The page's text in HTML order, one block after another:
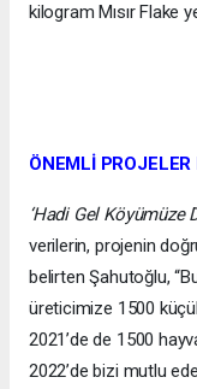
kilogram Mısır Flake
ÖNEMLİ
‘Hadi Gel Köyümüze
verilerin, projenin
belirten Şahutoğlu,
üreticimize 1500
2021’de de 1500
2022’de bizi mutlu